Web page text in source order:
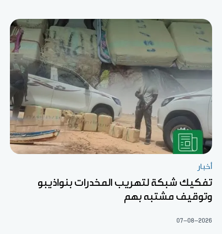
أخبار
تفكيك شبكة لتهريب المخدرات بنواذيبو
وتوقيف مشتبه بهم
07-08-2026